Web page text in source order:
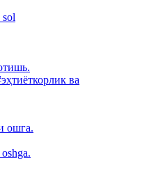
sol
ва
ошга.